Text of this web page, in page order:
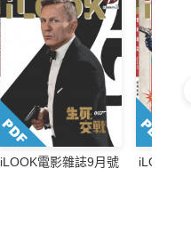
iLOOK電影雜誌9月號 iLOOK